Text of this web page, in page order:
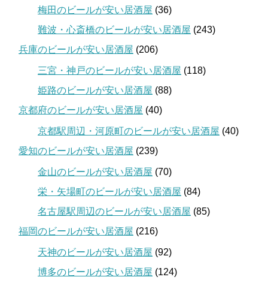
梅田のビールが安い居酒屋 (36)
難波・心斎橋のビールが安い居酒屋 (243)
兵庫のビールが安い居酒屋 (206)
三宮・神戸のビールが安い居酒屋 (118)
姫路のビールが安い居酒屋 (88)
京都府のビールが安い居酒屋 (40)
京都駅周辺・河原町のビールが安い居酒屋 (40)
愛知のビールが安い居酒屋 (239)
金山のビールが安い居酒屋 (70)
栄・矢場町のビールが安い居酒屋 (84)
名古屋駅周辺のビールが安い居酒屋 (85)
福岡のビールが安い居酒屋 (216)
天神のビールが安い居酒屋 (92)
博多のビールが安い居酒屋 (124)